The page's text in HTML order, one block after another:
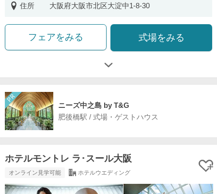
住所
大阪府大阪市北区大淀中1-8-30
フェアをみる 式場をみる
ニーズ中之島 by T&G
肥後橋駅 / 式場・ゲストハウス
ホテルモントレ ラ･スール大阪
オンライン見学可能 ホテルウエディング